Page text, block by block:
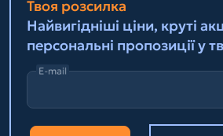
Твоя розсилка
Найвигідніші ціни, круті
персональні пропозиції у
E-mail